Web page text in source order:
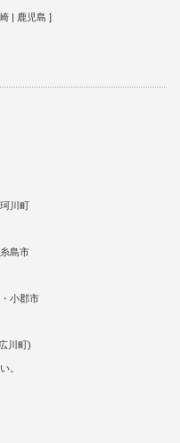
| 鹿児島 ]
川町
島市
小郡市
川町)
。